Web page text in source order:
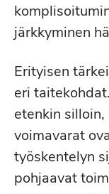
järkkyminen
Erityisen
eri
etenkin
voimavarat
työskentelyn
pohjaavat